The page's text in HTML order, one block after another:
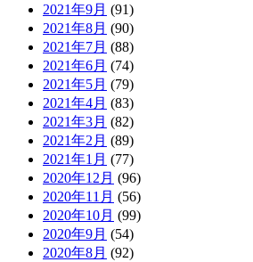
2021年9月 (91)
2021年8月 (90)
2021年7月 (88)
2021年6月 (74)
2021年5月 (79)
2021年4月 (83)
2021年3月 (82)
2021年2月 (89)
2021年1月 (77)
2020年12月 (96)
2020年11月 (56)
2020年10月 (99)
2020年9月 (54)
2020年8月 (92)